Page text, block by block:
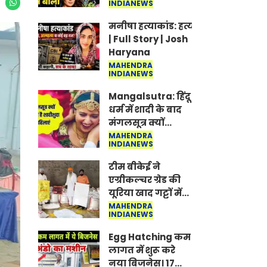
Jantar-Mantar |
CJP protest
INDIANEWS
मनीषा हत्याकांड: हत्या, आत्महत्या या
| Full Story | Josh
Haryana
MAHENDRA
INDIANEWS
Mangalsutra: हिंदू
धर्म में शादी के बाद
मंगलसूत्र क्यों
पहनती है महिलाएं,
किसने शुरु की ये
परंपरा
MAHENDRA
INDIANEWS
टीम बीकेई ने
एग्रीकल्चर ग्रेड की
यूरिया खाद गट्टों में
बदलकर टेक्निकल
ग्रेड में बेचने वालों पर
करवाई कार्रवाई:
लखविंदर सिंह
औलख
MAHENDRA
INDIANEWS
Egg Hatching कम
लागत में शुरू करे
नया बिजनेस। 17